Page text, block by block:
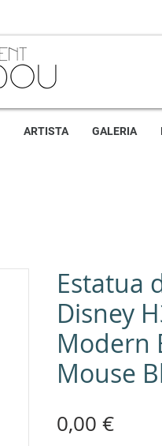
ARTISTA GALERIA
Estatua
Disney
Modern
Mouse
0,00 €Precio